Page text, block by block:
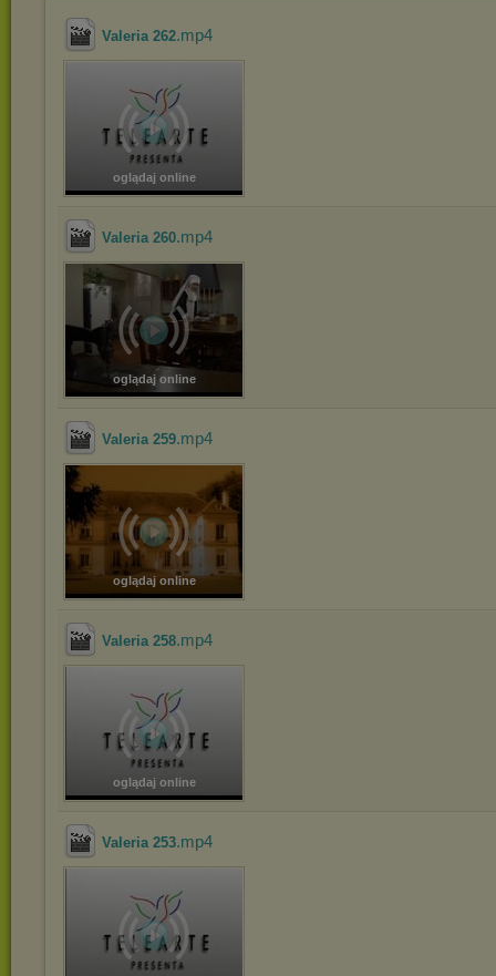
Valeria 262.mp4
oglądaj online
Valeria 260.mp4
oglądaj online
Valeria 259.mp4
oglądaj online
Valeria 258.mp4
oglądaj online
Valeria 253.mp4